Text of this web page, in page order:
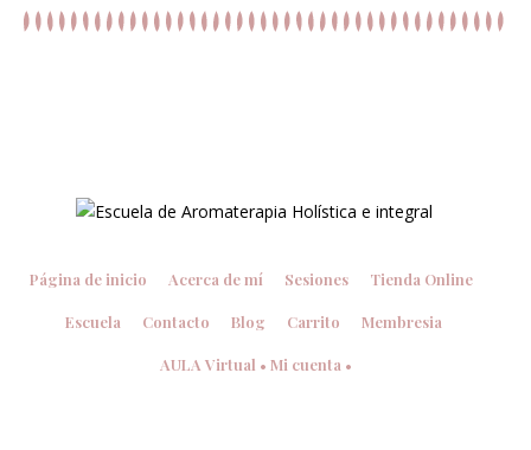
Página de inicio Acerca de mí Sesiones Tienda Online
Escuela Contacto Blog Carrito Membresia
AULA Virtual • Mi cuenta •